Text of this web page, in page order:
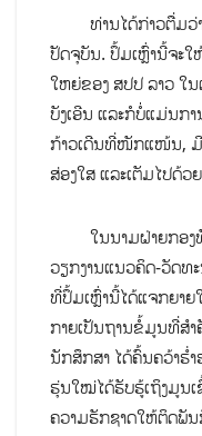
ທ່ານໄດ້ກ່າວຕື່ມວ່າ:
ປັດຈຸບັນ. ປຶ້ມເຫຼົ່ານີ້ຈະໃ
ໃຫຍ່ຂອງ ສປປ ລາວ ໃ
ບັງເອີນ ແລະກໍບໍ່ແມ່ນກ
ກ້າວເດີນທີ່ໜັກແໜ້ນ, ມີ
ສ່ອງໃສ ແລະເຕັມໄປດ້ວ
ໃນນາມຝ່າຍກອງທັ
ວຽກງານແນວຄິດ-ວັດທ
ທີ່ປຶ້ມເຫຼົ່ານີ້ໄດ້ແຈກຍາ
ກາຍເປັນຖານຂໍ້ມູນທີ່ສ
ນັກສຶກສາ ໄດ້ຄົ້ນຄວ້າຮ
ຮຸ່ນໃໝ່ໄດ້ຮັບຮູ້ເຖິງມູນເ
ຄວາມຮັກຊາດໃຫ້ຕິດພັ